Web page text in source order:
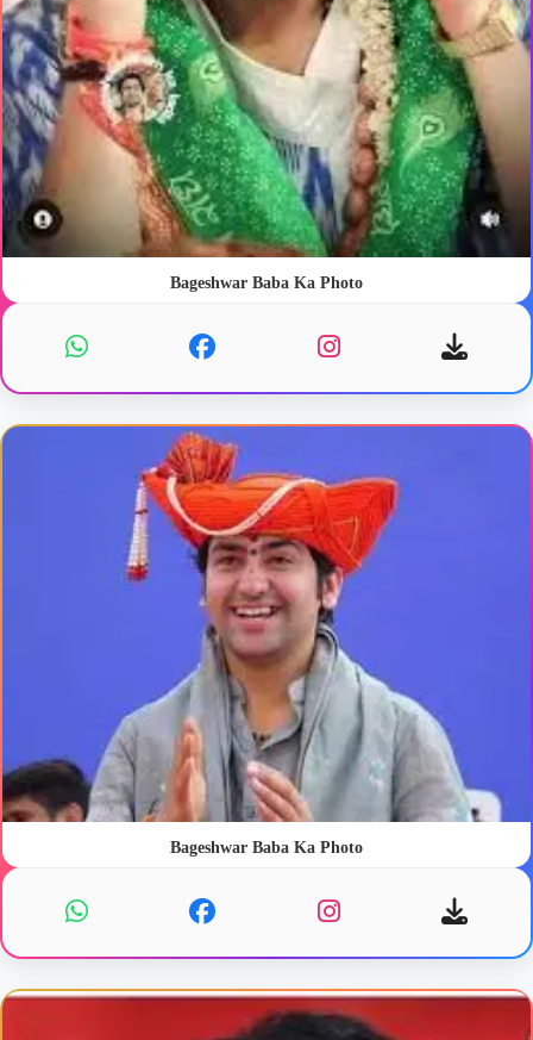
Bageshwar Baba Ka Photo
Bageshwar Baba Ka Photo